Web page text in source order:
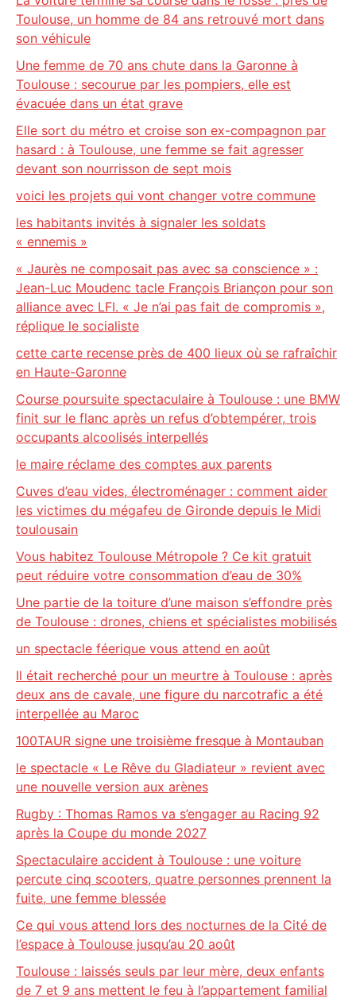
Toulouse, un homme de 84 ans retrouvé mort dans
son véhicule
Une femme de 70 ans chute dans la Garonne à
Toulouse : secourue par les pompiers, elle est
évacuée dans un état grave
Elle sort du métro et croise son ex-compagnon par
hasard : à Toulouse, une femme se fait agresser
devant son nourrisson de sept mois
voici les projets qui vont changer votre commune
les habitants invités à signaler les soldats
« ennemis »
« Jaurès ne composait pas avec sa conscience » :
Jean-Luc Moudenc tacle François Briançon pour son
alliance avec LFI. « Je n’ai pas fait de compromis »,
réplique le socialiste
cette carte recense près de 400 lieux où se rafraîchir
en Haute-Garonne
Course poursuite spectaculaire à Toulouse : une BMW
finit sur le flanc après un refus d’obtempérer, trois
occupants alcoolisés interpellés
le maire réclame des comptes aux parents
Cuves d’eau vides, électroménager : comment aider
les victimes du mégafeu de Gironde depuis le Midi
toulousain
Vous habitez Toulouse Métropole ? Ce kit gratuit
peut réduire votre consommation d’eau de 30%
Une partie de la toiture d’une maison s’effondre près
de Toulouse : drones, chiens et spécialistes mobilisés
un spectacle féerique vous attend en août
Il était recherché pour un meurtre à Toulouse : après
deux ans de cavale, une figure du narcotrafic a été
interpellée au Maroc
100TAUR signe une troisième fresque à Montauban
le spectacle « Le Rêve du Gladiateur » revient avec
une nouvelle version aux arènes
Rugby : Thomas Ramos va s’engager au Racing 92
après la Coupe du monde 2027
Spectaculaire accident à Toulouse : une voiture
percute cinq scooters, quatre personnes prennent la
fuite, une femme blessée
Ce qui vous attend lors des nocturnes de la Cité de
l’espace à Toulouse jusqu’au 20 août
Toulouse : laissés seuls par leur mère, deux enfants
de 7 et 9 ans mettent le feu à l’appartement familial